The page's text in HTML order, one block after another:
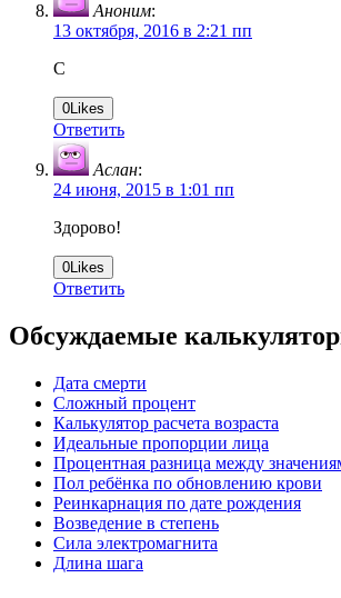
Аноним:
13 октября, 2016 в 2:21 пп
С
0Likes
Ответить
Аслан:
24 июня, 2015 в 1:01 пп
Здорово!
0Likes
Ответить
Обсуждаемые
Дата смерти
Сложный процент
Калькулятор расчета возраста
Идеальные пропорции лица
Процентная разница между
Пол ребёнка по обновлению крови
Реинкарнация по дате рождения
Возведение в степень
Сила электромагнита
Длина шага